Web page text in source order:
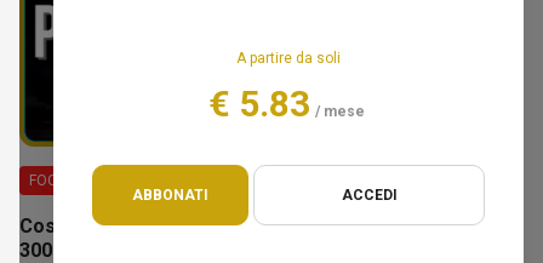
A partire da soli
€ 5.83 / mese
ABBONATI ACCEDI
FOCUS
Costruire il tuo patrimonio: la fase da 100.000€ a
300.000€ – Ettore Bellò